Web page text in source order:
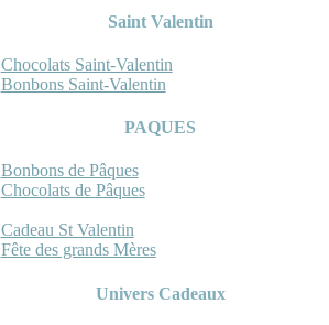
Saint Valentin
Chocolats Saint-Valentin
Bonbons Saint-Valentin
PAQUES
Bonbons de Pâques
Chocolats de Pâques
Cadeau St Valentin
Fête des grands Mères
Univers Cadeaux